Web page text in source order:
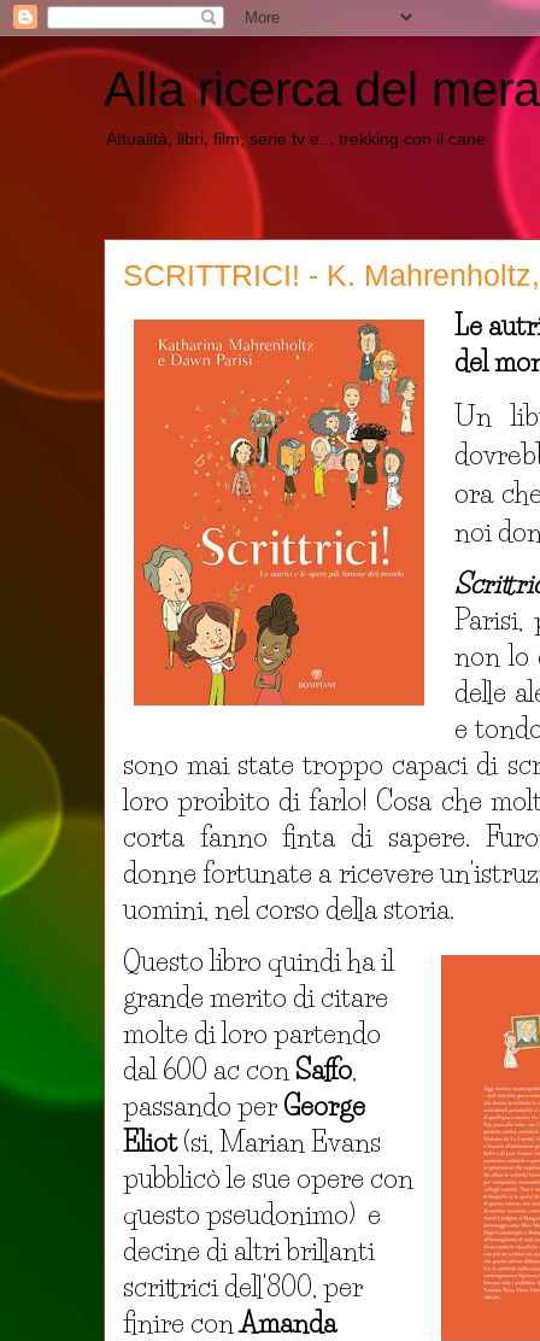
Alla ricerca del
Attualità, libri, film, serie tv e... trekking con il cane
SCRITTRICI! - K.
Le
del
Un
ora
noi
Parisi,
non lo
delle
e
sono mai state troppo capaci di
loro proibito di farlo! Cosa che
corta fanno finta di sapere.
donne fortunate a ricevere
uomini, nel corso della storia.
Questo libro quindi ha il
grande merito di citare
molte di loro partendo
dal 600 ac con Saffo,
passando per George
Eliot(si, Marian Evans
pubblicò le sue opere con
questo pseudonimo) e
decine di altri brillanti
scrittrici dell'800, per
finire conAmanda